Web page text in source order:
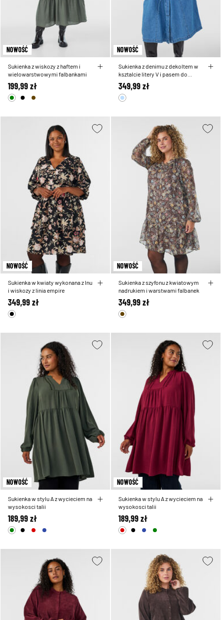
NOWOŚĆ
Sukienka z wiskozy z haftem i
wielowarstwowymi falbankami
199,99 zł
NOWOŚĆ
Sukienka z denimu z dekoltem w
ksztalcie litery V i pasem do
wiazania
349,99 zł
NOWOŚĆ
Sukienka w kwiaty wykonana z lnu
i wiskozy z linia empire
349,99 zł
NOWOŚĆ
Sukienka z szyfonu z kwiatowym
nadrukiem i warstwami falbanek
349,99 zł
NOWOŚĆ
Sukienka w stylu A z wycieciem na
wysokosci talii
189,99 zł
NOWOŚĆ
Sukienka w stylu A z wycieciem na
wysokosci talii
189,99 zł